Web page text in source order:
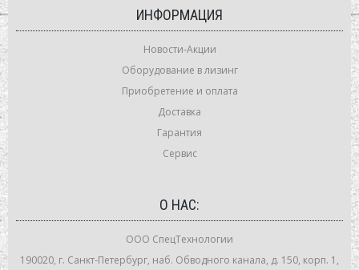
ИНФОРМАЦИЯ
Новости-Акции
Оборудование в лизинг
Приобретение и оплата
Доставка
Гарантия
Сервис
О НАС:
ООО СпецТехнологии
190020, г. Санкт-Петербург, наб. Обводного канала, д. 150, корп. 1,